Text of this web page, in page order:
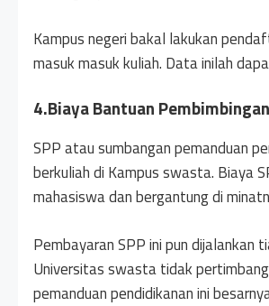
Kampus negeri bakal lakukan
masuk masuk kuliah. Data inilah
4.Biaya Bantuan
SPP atau sumbangan pemanduan
berkuliah di Kampus swasta. Biaya
mahasiswa dan bergantung di
Pembayaran SPP ini pun
Universitas swasta tidak
pemanduan pendidikanan ini